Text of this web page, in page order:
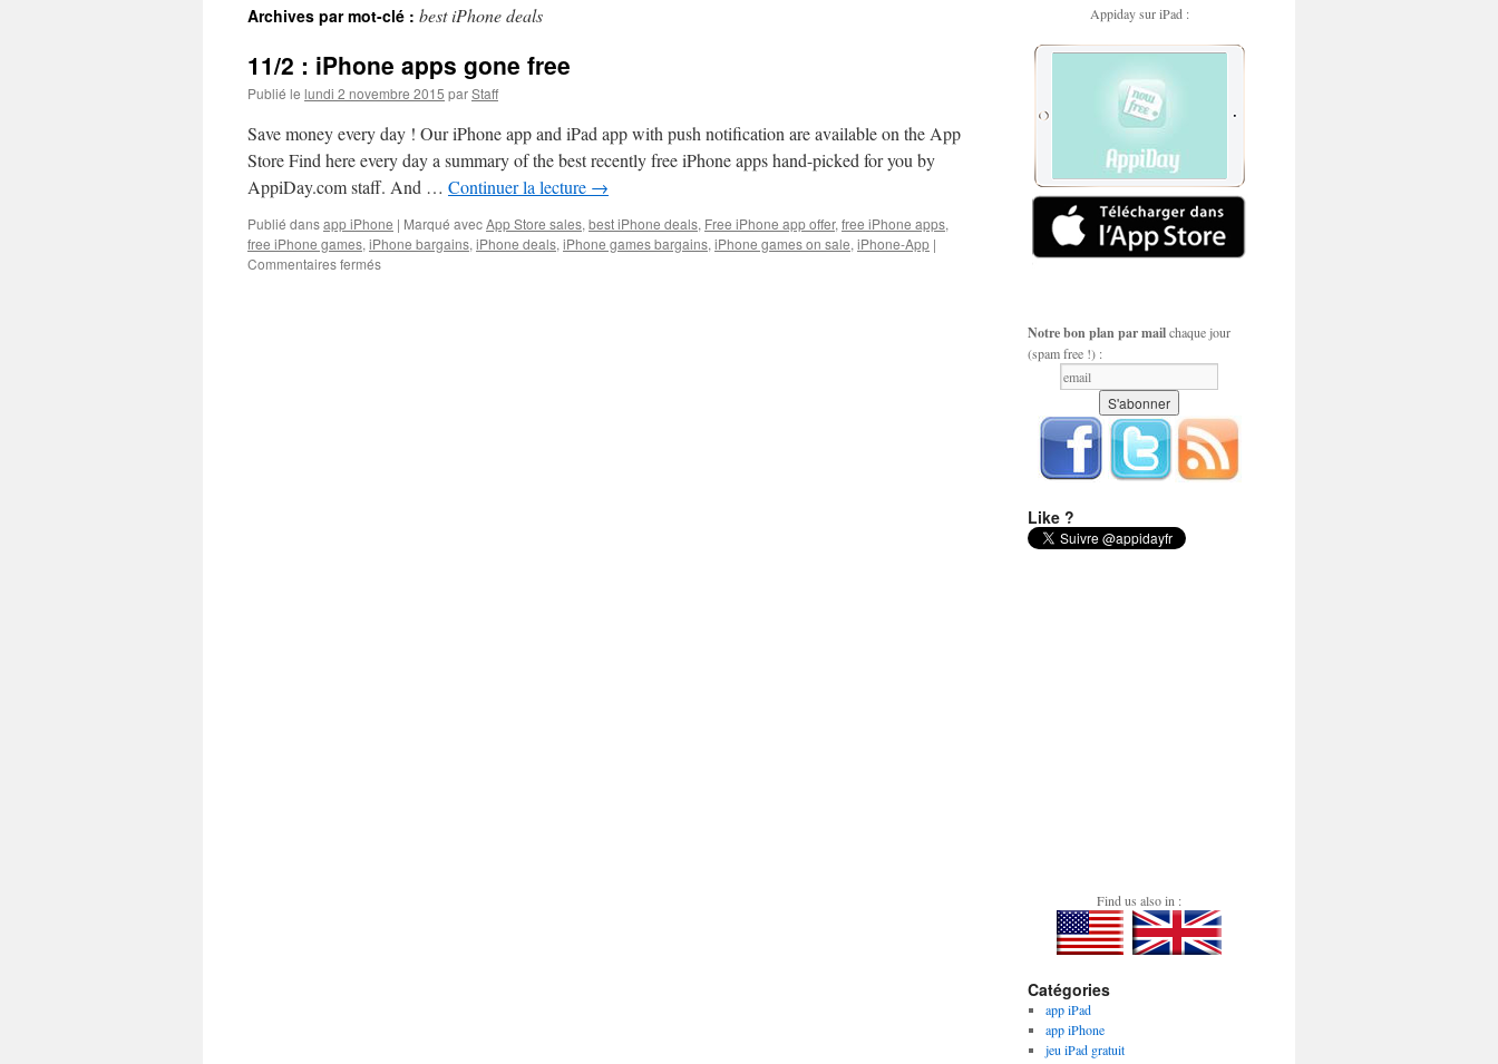
Archives par mot-clé : best iPhone deals
11/2 : iPhone apps gone free
Publié le lundi 2 novembre 2015 parStaff
Save money every day ! Our iPhone app and iPad app with push notification are available on the App
Store Find here every day a summary of the best recently free iPhone apps hand-picked for you by
AppiDay.com staff. And … Continuer la lecture →
Publié dansapp iPhone | Marqué avecApp Store sales, best iPhone deals, Free iPhone app offer, free iPhone apps,
free iPhone games, iPhone bargains, iPhone deals, iPhone games bargains, iPhone games on sale, iPhone-App |
Commentaires ferméssur
Appiday sur iPad :
Notre bon plan par mailchaque jour
(spam free !) :
Like ?
Find us also in :
Catégories
app iPad
app iPhone
jeu iPad gratuit